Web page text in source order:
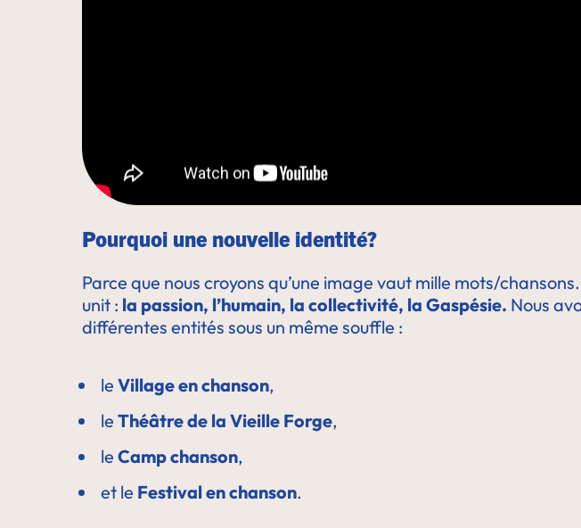
Pourquoi une nouvelle identité?
Parce que nous croyons qu’une image vaut mille mots/
unit : la passion, l’humain, la collectivité, la Gaspésie. Nous
différentes entités sous un même souffle :
le Village en chanson,
le Théâtre de la Vieille Forge,
le Camp chanson,
et le Festival en chanson.